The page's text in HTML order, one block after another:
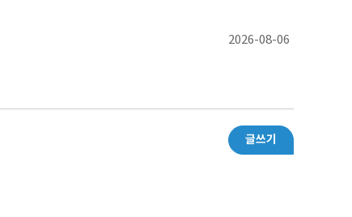
2026-08-06
글쓰기